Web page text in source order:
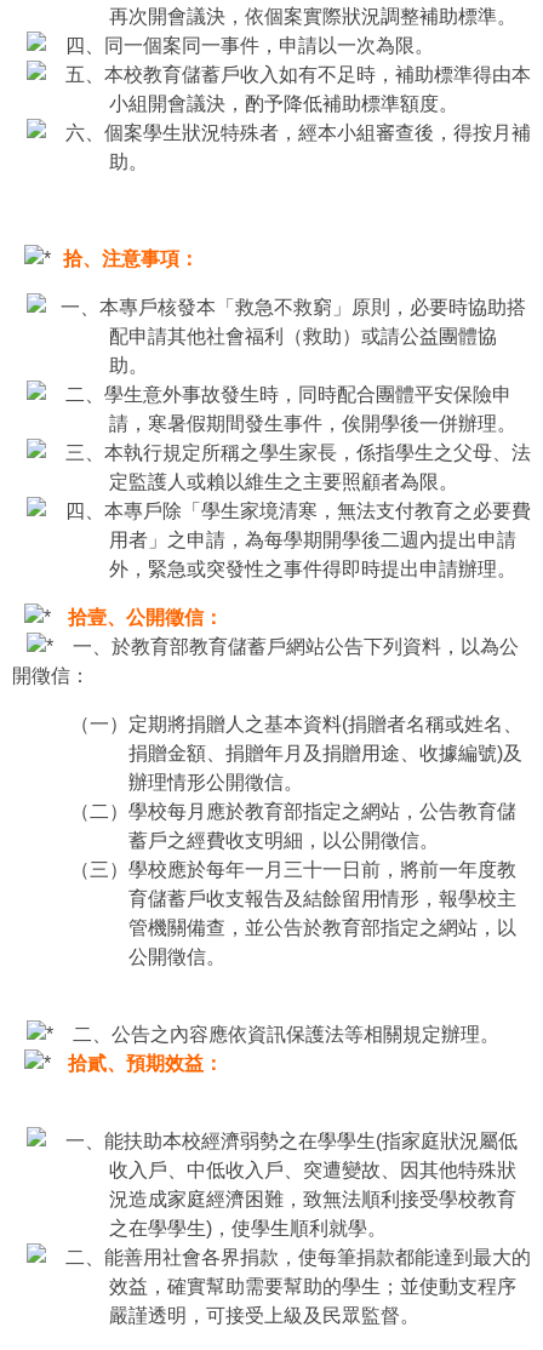
再次開會議決，依個案實際狀況調整補助標準。
四、同一個案同一事件，申請以一次為限。
五、本校教育儲蓄戶收入如有不足時，補助標準得由本
小組開會議決，酌予降低補助標準額度。
六、個案學生狀況特殊者，經本小組審查後，得按月補
助。
拾、注意事項：
一、本專戶核發本「救急不救窮」原則，必要時協助搭
配申請其他社會福利（救助）或請公益團體協
助。
二、學生意外事故發生時，同時配合團體平安保險申
請，寒暑假期間發生事件，俟開學後一併辦理。
三、本執行規定所稱之學生家長，係指學生之父母、法
定監護人或賴以維生之主要照顧者為限。
四、本專戶除「學生家境清寒，無法支付教育之必要費
用者」之申請，為每學期開學後二週內提出申請
外，緊急或突發性之事件得即時提出申請辦理。
拾壹、公開徵信：
一、於教育部教育儲蓄戶網站公告下列資料，以為公
開徵信：
（一）定期將捐贈人之基本資料(捐贈者名稱或姓名、
捐贈金額、捐贈年月及捐贈用途、收據編號)及
辦理情形公開徵信。
（二）學校每月應於教育部指定之網站，公告教育儲
蓄戶之經費收支明細，以公開徵信。
（三）學校應於每年一月三十一日前，將前一年度教
育儲蓄戶收支報告及結餘留用情形，報學校主
管機關備查，並公告於教育部指定之網站，以
公開徵信。
二、公告之內容應依資訊保護法等相關規定辦理。
拾貳、預期效益：
一、能扶助本校經濟弱勢之在學學生(指家庭狀況屬低
收入戶、中低收入戶、突遭變故、因其他特殊狀
況造成家庭經濟困難，致無法順利接受學校教育
之在學學生)，使學生順利就學。
二、能善用社會各界捐款，使每筆捐款都能達到最大的
效益，確實幫助需要幫助的學生；並使動支程序
嚴謹透明，可接受上級及民眾監督。